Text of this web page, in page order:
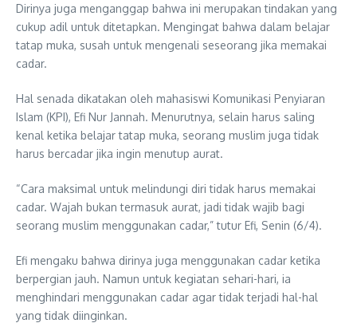
Dirinya juga menganggap bahwa ini merupakan tindakan yang
cukup adil untuk ditetapkan. Mengingat bahwa dalam belajar
tatap muka, susah untuk mengenali seseorang jika memakai
cadar.
Hal senada dikatakan oleh mahasiswi Komunikasi Penyiaran
Islam (KPI), Efi Nur Jannah. Menurutnya, selain harus saling
kenal ketika belajar tatap muka, seorang muslim juga tidak
harus bercadar jika ingin menutup aurat.
“Cara maksimal untuk melindungi diri tidak harus memakai
cadar. Wajah bukan termasuk aurat, jadi tidak wajib bagi
seorang muslim menggunakan cadar,” tutur Efi, Senin (6/4).
Efi mengaku bahwa dirinya juga menggunakan cadar ketika
berpergian jauh. Namun untuk kegiatan sehari-hari, ia
menghindari menggunakan cadar agar tidak terjadi hal-hal
yang tidak diinginkan.